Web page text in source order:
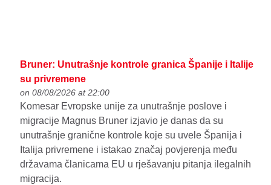
Bruner: Unutrašnje kontrole granica Španije i Italije
su privremene
on 08/08/2026 at 22:00
Komesar Evropske unije za unutrašnje poslove i
migracije Magnus Bruner izjavio je danas da su
unutrašnje granične kontrole koje su uvele Španija i
Italija privremene i istakao značaj povjerenja među
državama članicama EU u rješavanju pitanja ilegalnih
migracija.